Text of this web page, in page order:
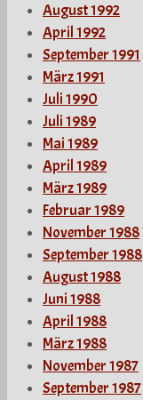
August 1992
April 1992
September 1991
März 1991
Juli 1990
Juli 1989
Mai 1989
April 1989
März 1989
Februar 1989
November 1988
September 1988
August 1988
Juni 1988
April 1988
März 1988
November 1987
September 1987